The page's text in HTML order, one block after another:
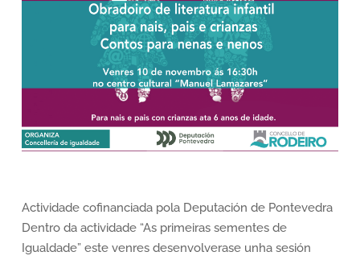
Actividade cofinanciada pola Deputación de Pontevedra
Dentro da actividade “As primeiras sementes de
Igualdade” este venres desenvolverase unha sesión